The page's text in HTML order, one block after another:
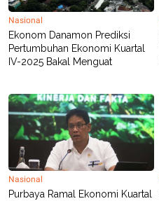
Nasional
Ekonom Danamon Prediksi
Pertumbuhan Ekonomi Kuartal
IV-2025 Bakal Menguat
Nasional
Purbaya Ramal Ekonomi Kuartal